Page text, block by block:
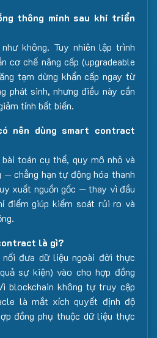
thông minh sau khi triển
không. Tuy nhiên lập trình
cơ chế nâng cấp (upgradeable
tạm dừng khẩn cấp ngay từ
phát sinh, nhưng điều này cần
tính bất biến.
nên dùng smart contract
toán cụ thể, quy mô nhỏ và
chẳng hạn tự động hóa thanh
xuất nguồn gốc — thay vì đầu
điểm giúp kiểm soát rủi ro và
là gì?
đưa dữ liệu ngoài đời thực
sự kiện) vào cho hợp đồng
blockchain không tự truy cập
là mắt xích quyết định độ
đồng phụ thuộc dữ liệu thực